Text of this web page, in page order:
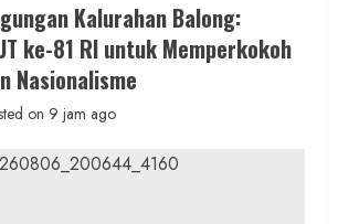
Kalurahan Balong:
ke-81 RI untuk Memperkokoh
Nasionalisme
on 9 jam ago